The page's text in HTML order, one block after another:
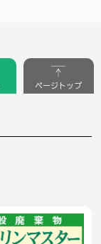
ページトップ